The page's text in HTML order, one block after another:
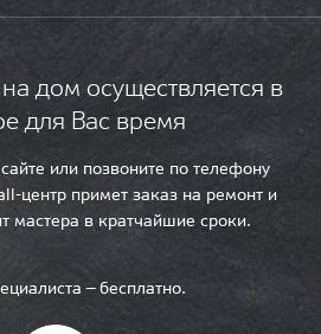
дом осуществляется в
для Вас время
или позвоните по телефону
центр примет заказ на ремонт и
мастера в кратчайшие сроки.
— бесплатно.